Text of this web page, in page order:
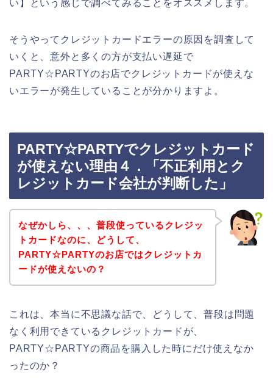
い】という感じで調べてみることをオススメします。
そうやってクレジットカードエラーの原因を調査して
いくと、意外と多くの方が支払い遅延で
PARTY☆PARTYのお店でクレジットカードが使えな
いエラーが発生していることが分かりますよ。
PARTY☆PARTYでクレジットカード
が使えない理由４．「不正利用とク
レジットカード会社が判断した」
なぜかしら、、、普段使っているクレジッ
トカードなのに、どうして、
PARTY☆PARTYのお店ではクレジットカ
ードが使えないの？
これは、本当に不思議な話で、どうして、普段は問題
なく利用できているクレジットカードが、
PARTY☆PARTYの商品を購入した時にだけ使えなか
ったのか？